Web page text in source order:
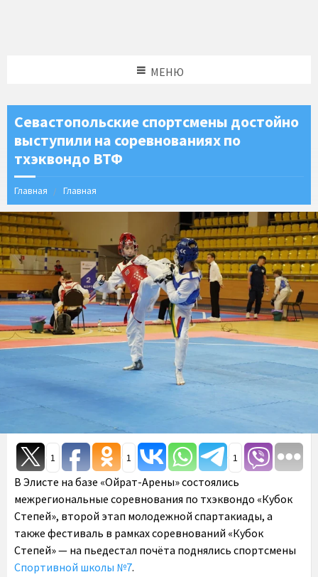
МЕНЮ
Севастопольские спортсмены достойно
выступили на соревнованиях по
тхэквондо ВТФ
Главная Главная
1 1 1
В Элисте на базе «Ойрат-Арены» состоялись
межрегиональные соревнования по тхэквондо «Кубок
Степей», второй этап молодежной спартакиады, а
также фестиваль в рамках соревнований «Кубок
Степей» — на пьедестал почёта поднялись спортсмены
Спортивной школы №7.